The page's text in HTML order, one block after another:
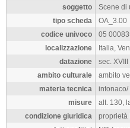
soggetto
Scene di
tipo scheda
OA_3.00
codice univoco
05
localizzazione
Italia,
datazione
sec.
ambito culturale
ambito
materia tecnica
intonaco/
misure
alt. 130,
condizione giuridica
proprietà